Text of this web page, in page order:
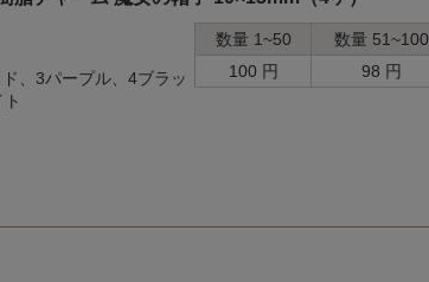
、3パープル、4ブラッ
数量 1~50 数量 51~100
100 円
98 円